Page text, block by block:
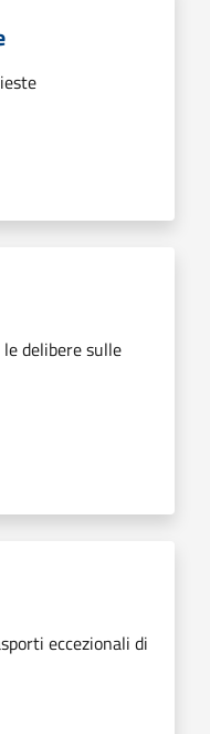
delibere sulle
eccezionali di